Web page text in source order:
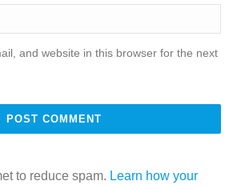
and website in this browser for the next
to reduce spam. Learn how your